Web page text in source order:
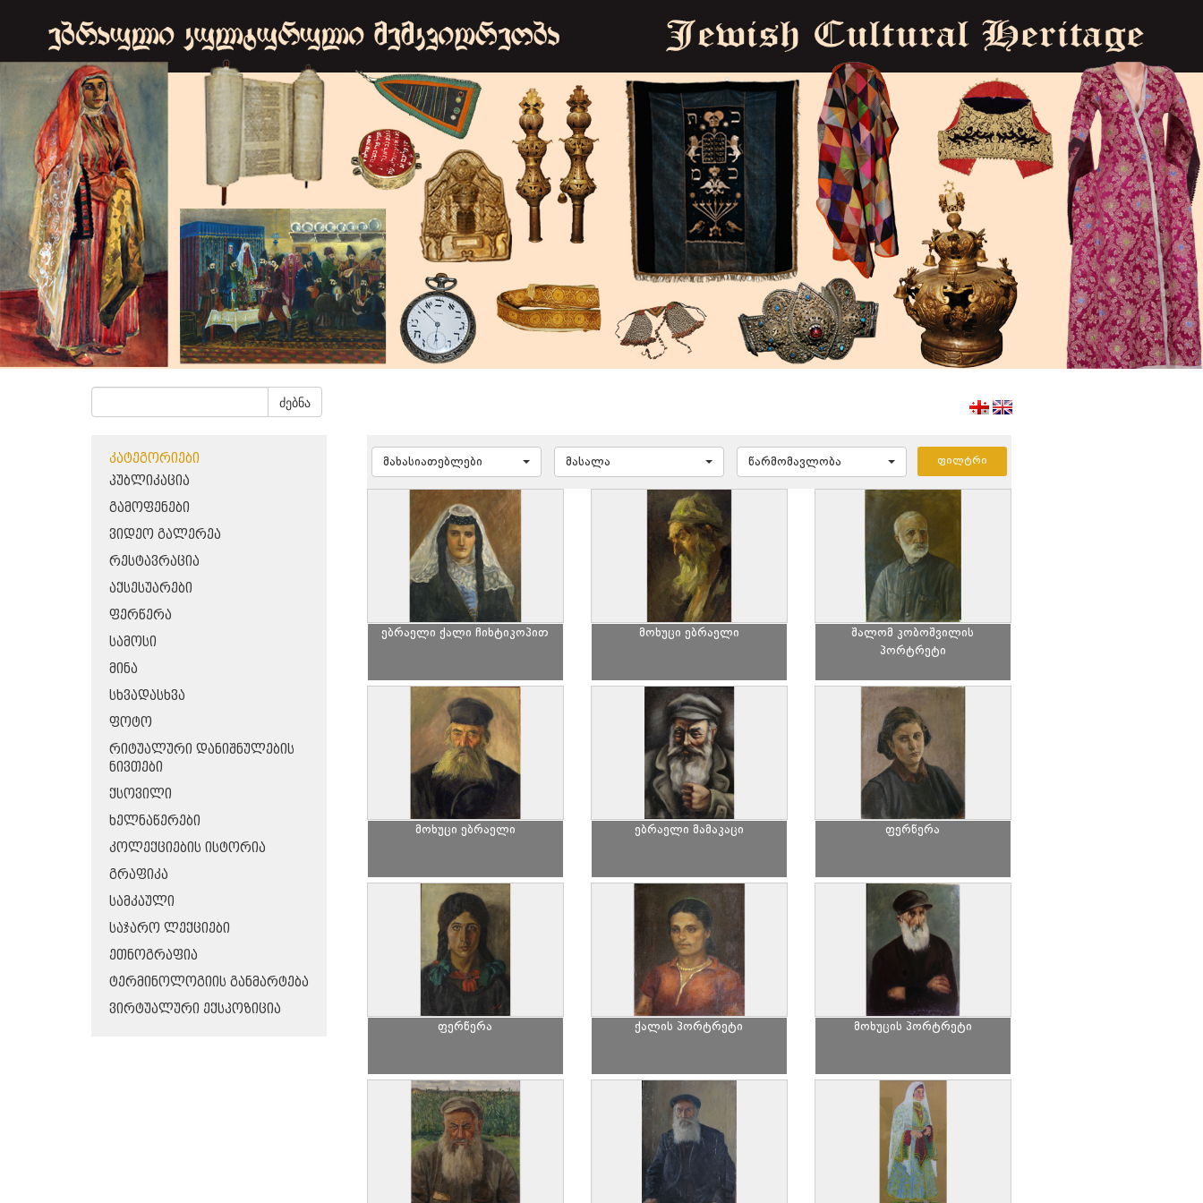
ძებნა
ᲙᲐᲢᲔᲒᲝᲠᲘᲔᲑᲘ
ᲞᲣᲑᲚᲘᲙᲐᲪᲘᲐ
ᲒᲐᲛᲝᲤᲔᲜᲔᲑᲘ
ᲕᲘᲓᲔᲝ ᲒᲐᲚᲔᲠᲔᲐ
ᲠᲔᲡᲢᲐᲕᲠᲐᲪᲘᲐ
ᲐᲥᲡᲔᲡᲣᲐᲠᲔᲑᲘ
ᲤᲔᲠᲬᲔᲠᲐ
ᲡᲐᲛᲝᲡᲘ
ᲛᲘᲜᲐ
ᲡᲮᲕᲐᲓᲐᲡᲮᲕᲐ
ᲤᲝᲢᲝ
ᲠᲘᲢᲣᲐᲚᲣᲠᲘ ᲓᲐᲜᲘᲨᲜᲣᲚᲔᲑᲘᲡ
ᲜᲘᲕᲗᲔᲑᲘ
ᲥᲡᲝᲕᲘᲚᲘ
ᲮᲔᲚᲜᲐᲬᲔᲠᲔᲑᲘ
ᲙᲝᲚᲔᲥᲪᲘᲔᲑᲘᲡ ᲘᲡᲢᲝᲠᲘᲐ
ᲒᲠᲐᲤᲘᲙᲐ
ᲡᲐᲛᲙᲐᲣᲚᲘ
ᲡᲐᲯᲐᲠᲝ ᲚᲔᲥᲪᲘᲔᲑᲘ
ᲔᲗᲜᲝᲒᲠᲐᲤᲘᲐ
ᲢᲔᲠᲛᲘᲜᲝᲚᲝᲒᲘᲘᲡ ᲒᲐᲜᲛᲐᲠᲢᲔᲑᲐ
ᲕᲘᲠᲢᲣᲐᲚᲣᲠᲘ ᲔᲥᲡᲞᲝᲖᲘᲪᲘᲐ
მახასიათებლები მასალა წარმომავლობა
ებრაელი ქალი ჩიხტიკოპით მოხუცი ებრაელი
შალომ კობოშვილის
პორტრეტი
მოხუცი ებრაელი ებრაელი მამაკაცი ფერწერა
ფერწერა ქალის პორტრეტი მოხუცის პორტრეტი